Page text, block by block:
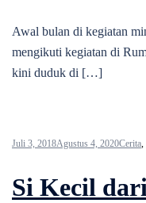
Awal bulan di kegiatan
mengikuti kegiatan di
kini duduk di […]
Juli 3, 2018Agustus 4, 2020Cerita
Si Kecil